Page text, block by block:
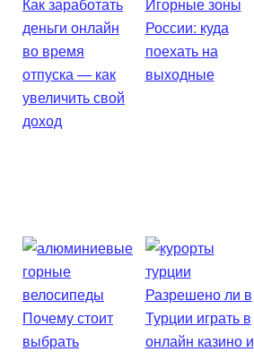
деньги онлайн
во время
отпуска — как
увеличить свой
доход
России: куда
поехать на
выходные
Почему стоит
выбрать
Разрешено ли в
Турции играть в
онлайн казино и